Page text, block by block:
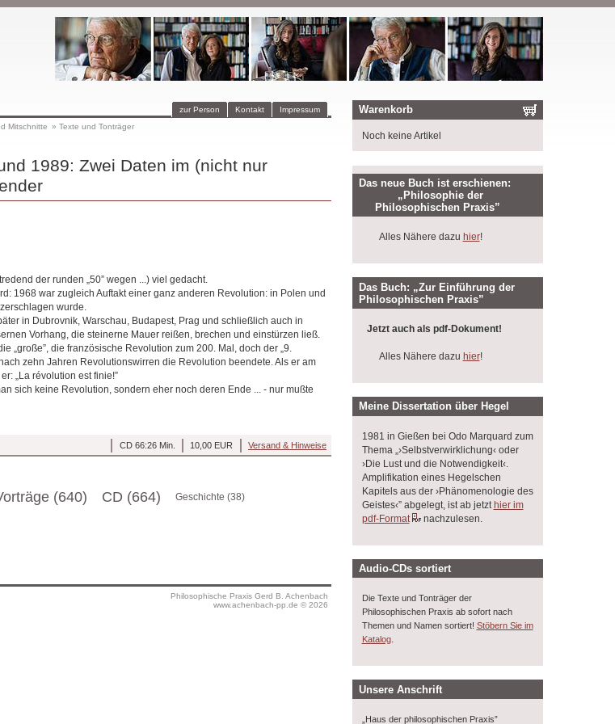
Impressum
Kontakt
zur Person
Mitschnitte » Texte und Tonträger
1989: Zwei Daten im (nicht nur
der runden „50” wegen ...) viel gedacht.
1968 war zugleich Auftakt einer ganz anderen Revolution: in Polen und
wurde.
in Dubrovnik, Warschau, Budapest, Prag und schließlich auch in
Vorhang, die steinerne Mauer reißen, brechen und einstürzen ließ.
„große”, die französische Revolution zum 200. Mal, doch der „9.
zehn Jahren Revolutionswirren die Revolution beendete. Als er am
„La révolution est finie!”
sich keine Revolution, sondern eher noch deren Ende ... - nur mußte
Versand & Hinweise
10,00 EUR
CD 66:26 Min.
(640) CD (664) Geschichte (38)
Philosophische Praxis Gerd B. Achenbach
www.achenbach-pp.de © 2026
Warenkorb
Noch keine Artikel
Das neue Buch ist erschienen:
„Philosophie der
Philosophischen Praxis”
Alles Nähere dazu hier!
Das Buch: „Zur Einführung der
Philosophischen Praxis”
Jetzt auch als pdf-Dokument!
Alles Nähere dazu hier!
Meine Dissertation über Hegel
1981 in Gießen bei Odo Marquard zum
Thema „›Selbstverwirklichung‹ oder
›Die Lust und die Notwendigkeit‹.
Amplifikation eines Hegelschen
Kapitels aus der ›Phänomenologie des
Geistes‹” abgelegt, ist ab jetzt hier im
pdf-Format
nachzulesen.
Audio-CDs sortiert
Die Texte und Tonträger der
Philosophischen Praxis ab sofort nach
Themen und Namen sortiert! Stöbern Sie im
Katalog.
Unsere Anschrift
„Haus der philosophischen Praxis”